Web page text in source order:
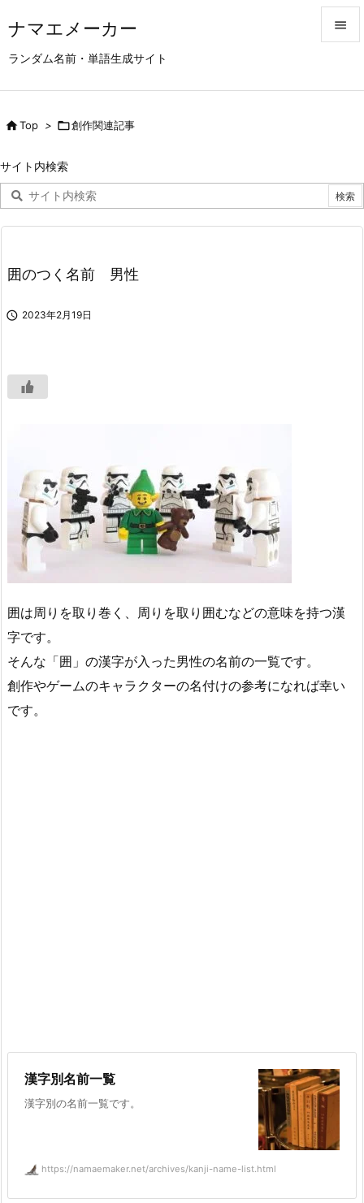
ナマエメーカー
ランダム名前・単語生成サイト


次へ

Top > 創作関連記事
サイト内検索
囲のつく名前 男性
 2023年2月19日
囲は周りを取り巻く、周りを取り囲むなどの意味を持つ漢
字です。
そんな「囲」の漢字が入った男性の名前の一覧です。
創作やゲームのキャラクターの名付けの参考になれば幸い
です。
漢字別名前一覧
漢字別の名前一覧です。
https://namaemaker.net/archives/kanji-name-list.html